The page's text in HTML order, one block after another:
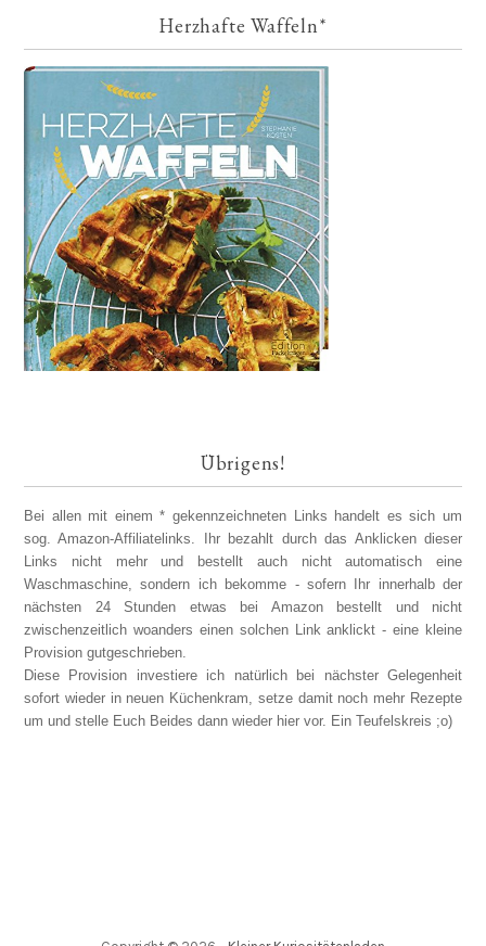
Herzhafte Waffeln*
Übrigens!
Bei allen mit einem * gekennzeichneten Links handelt es sich um
sog. Amazon-Affiliatelinks. Ihr bezahlt durch das Anklicken dieser
Links nicht mehr und bestellt auch nicht automatisch eine
Waschmaschine, sondern ich bekomme - sofern Ihr innerhalb der
nächsten 24 Stunden etwas bei Amazon bestellt und nicht
zwischenzeitlich woanders einen solchen Link anklickt - eine kleine
Provision gutgeschrieben.
Diese Provision investiere ich natürlich bei nächster Gelegenheit
sofort wieder in neuen Küchenkram, setze damit noch mehr Rezepte
um und stelle Euch Beides dann wieder hier vor. Ein Teufelskreis ;o)